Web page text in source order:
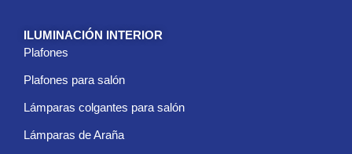
ó
ILUMINACIÓN INTERIOR
Plafones
Plafones para salón
Lámparas colgantes para salón
Lámparas de Araña